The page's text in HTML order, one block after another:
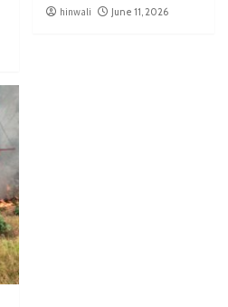
hinwali June 11, 2026